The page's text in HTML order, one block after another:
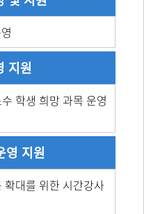
지원
학생 희망 과목 운영
영 지원
확대를 위한 시간강사